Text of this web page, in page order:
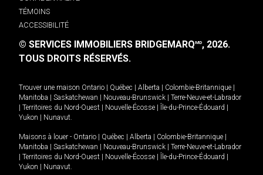
TÉMOINS
ACCESSIBILITÉ
© SERVICES IMMOBILIERS BRIDGEMARQMD, 2026.
TOUS DROITS RÉSERVÉS.
Trouver une maison Ontario Québec Alberta Colombie-Britannique
Manitoba
Saskatchewan Nouveau-Brunswick
Terre-Neuve-et-Labrador
Territoires du Nord-Ouest Nouvelle-Écosse Île-du-Prince-Édouard
Yukon
Nunavut.
Maisons à louer - Ontario Québec Alberta Colombie-Britannique
Manitoba
Saskatchewan Nouveau-Brunswick
Terre-Neuve-et-Labrador
Territoires du Nord-Ouest Nouvelle-Écosse Île-du-Prince-Édouard
Yukon
Nunavut.